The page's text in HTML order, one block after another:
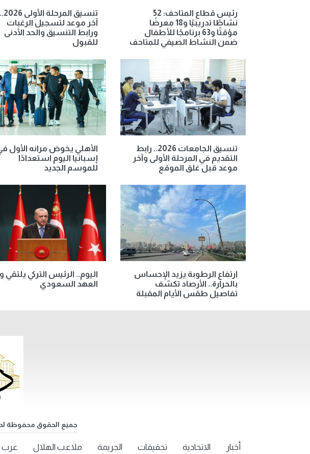
رئيس قطاع المتاحف: 52
نشاطًا تدريبيًا و18 معرضًا
مؤقتًا و63 برنامجًا للأطفال
ضمن النشاط الصيفي للمتاحف
تنسيق المرحلة الأولى 2026..
آخر موعد لتسجيل الرغبات
ورابط التنسيق والحد الأدنى
للقبول
تنسيق الجامعات 2026.. رابط
التقديم في المرحلة الأولى وآخر
موعد قبل غلق الموقع
الأهلي يخوض مرانه الأول
إسبانيا اليوم استعدادًا
للموسم الجديد
ارتفاع الرطوبة يزيد الإحساس
بالحرارة.. الأرصاد تكشف
تفاصيل طقس الأيام المقبلة
اليوم.. الرئيس التركي يلتقي
العهد السعودي
جميع الحقوق محفوظة
أخبار الاتحادية تحقيقات الجريمة ملاعب الهلال عرب